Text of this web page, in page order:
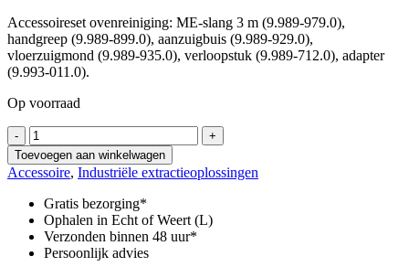
Accessoireset ovenreiniging: ME-slang 3 m (9.989-979.0),
handgreep (9.989-899.0), aanzuigbuis (9.989-929.0),
vloerzuigmond (9.989-935.0), verloopstuk (9.989-712.0), adapter
(9.993-011.0).
Op voorraad
-
Accessoireset
ovenreiniging
DN50
aantal
+
Toevoegen aan winkelwagen
Accessoire, Industriële extractieoplossingen
Gratis bezorging*
Ophalen in Echt of Weert (L)
Verzonden binnen 48 uur*
Persoonlijk advies